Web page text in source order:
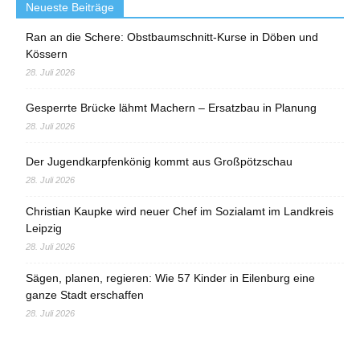
Neueste Beiträge
Ran an die Schere: Obstbaumschnitt-Kurse in Döben und
Kössern
28. Juli 2026
Gesperrte Brücke lähmt Machern – Ersatzbau in Planung
28. Juli 2026
Der Jugendkarpfenkönig kommt aus Großpötzschau
28. Juli 2026
Christian Kaupke wird neuer Chef im Sozialamt im Landkreis
Leipzig
28. Juli 2026
Sägen, planen, regieren: Wie 57 Kinder in Eilenburg eine
ganze Stadt erschaffen
28. Juli 2026